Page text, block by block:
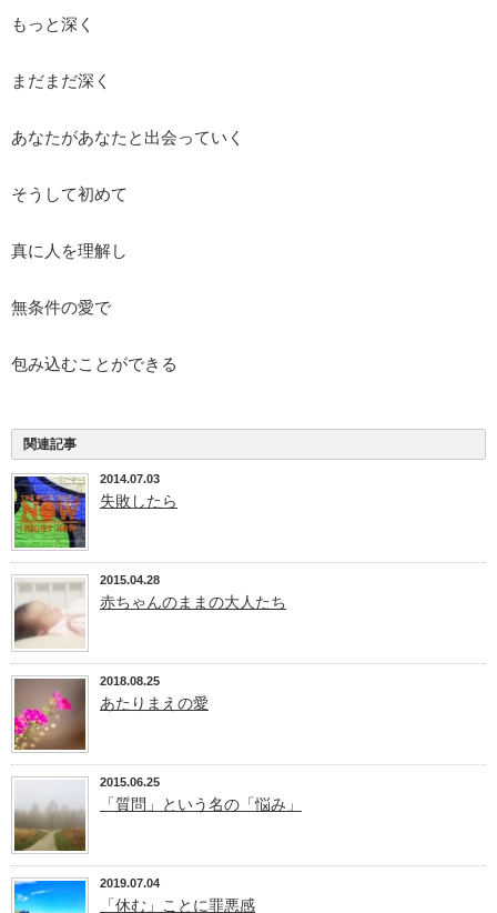
もっと深く
まだまだ深く
あなたがあなたと出会っていく
そうして初めて
真に人を理解し
無条件の愛で
包み込むことができる
関連記事
2014.07.03
失敗したら
2015.04.28
赤ちゃんのままの大人たち
2018.08.25
あたりまえの愛
2015.06.25
「質問」という名の「悩み」
2019.07.04
「休む」ことに罪悪感